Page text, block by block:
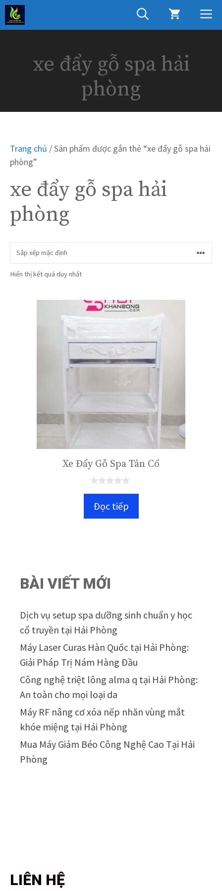
Chuyển
đến
nội
xe đẩy gỗ spa hải
phòng
Trang chủ / Sản phẩm được gắn thẻ “xe đẩy gỗ spa hải
phòng”
xe đẩy gỗ spa hải
phòng
Hiển thị kết quả duy nhất
Xe Đẩy Gỗ Spa Tân Cổ
gĐọc tiếp
BÀI VIẾT MỚI
Dịch vụ setup spa dưỡng sinh chuẩn y học
cổ truyền tại Hải Phòng
Máy Laser Curas Hàn Quốc tại Hải Phòng:
Giải Pháp Trị Nám Hàng Đầu
Công nghệ triệt lông alma q tại Hải Phòng:
An toàn cho mọi loại da
Máy RF nâng cơ xóa nếp nhăn vùng mắt
khóe miệng tại Hải Phòng
Mua Máy Giảm Béo Công Nghệ Cao Tại Hải
Phòng
LIÊN HỆ